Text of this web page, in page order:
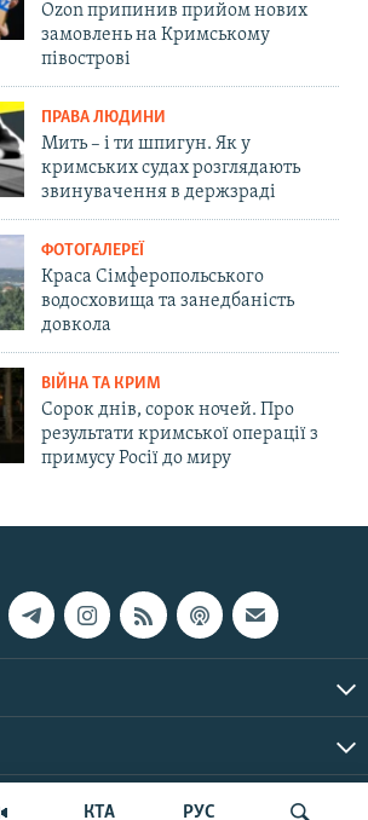
КТА РУС
Ozon припинив прийом нових
замовлень на Кримському
півострові
ПРАВА ЛЮДИНИ
Мить – і ти шпигун. Як у
кримських судах розглядають
звинувачення в держзраді
ФОТОГАЛЕРЕЇ
Краса Сімферопольського
водосховища та занедбаність
довкола
ВІЙНА ТА КРИМ
Сорок днів, сорок ночей. Про
результати кримської операції з
примусу Росії до миру
© Крим.Реалії, 2026 | Усі права застережено.